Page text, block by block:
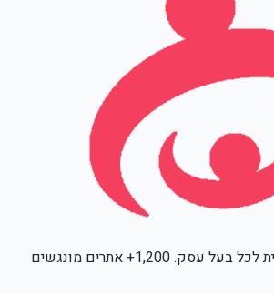
הנגשת אתרים מקצועית לכל בעל עסק. 1,200+ אתרים מונגשים